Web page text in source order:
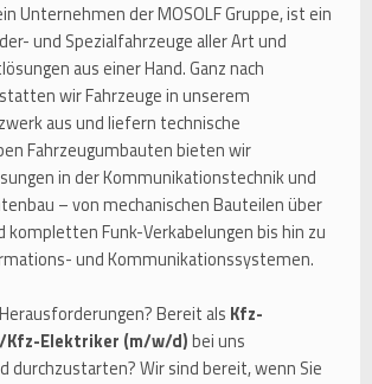
Unternehmen der MOSOLF Gruppe, ist ein
und Spezialfahrzeuge aller Art und
aus einer Hand. Ganz nach
wir Fahrzeuge in unserem
aus und liefern technische
Fahrzeugumbauten bieten wir
in der Kommunikationstechnik und
– von mechanischen Bauteilen über
kompletten Funk-Verkabelungen bis hin zu
und Kommunikationssystemen.
Bereit als Kfz-
Kfz-Elektriker (m/w/d)bei uns
durchzustarten? Wir sind bereit, wenn Sie